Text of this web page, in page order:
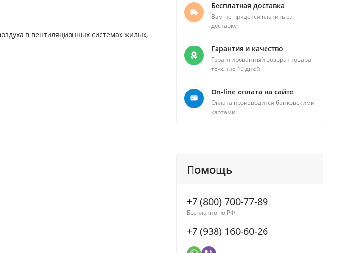
в вентиляционных системах жилых,
Бесплатная доставка
Вам не придется платить за
доставку
Гарантия и качество
Гарантированный возврат товара
течение 10 дней
On-line оплата на сайте
Оплата производится банковскими
картами
Помощь
+7 (800) 700-77-89
Бесплатно по РФ
+7 (938) 160-60-26